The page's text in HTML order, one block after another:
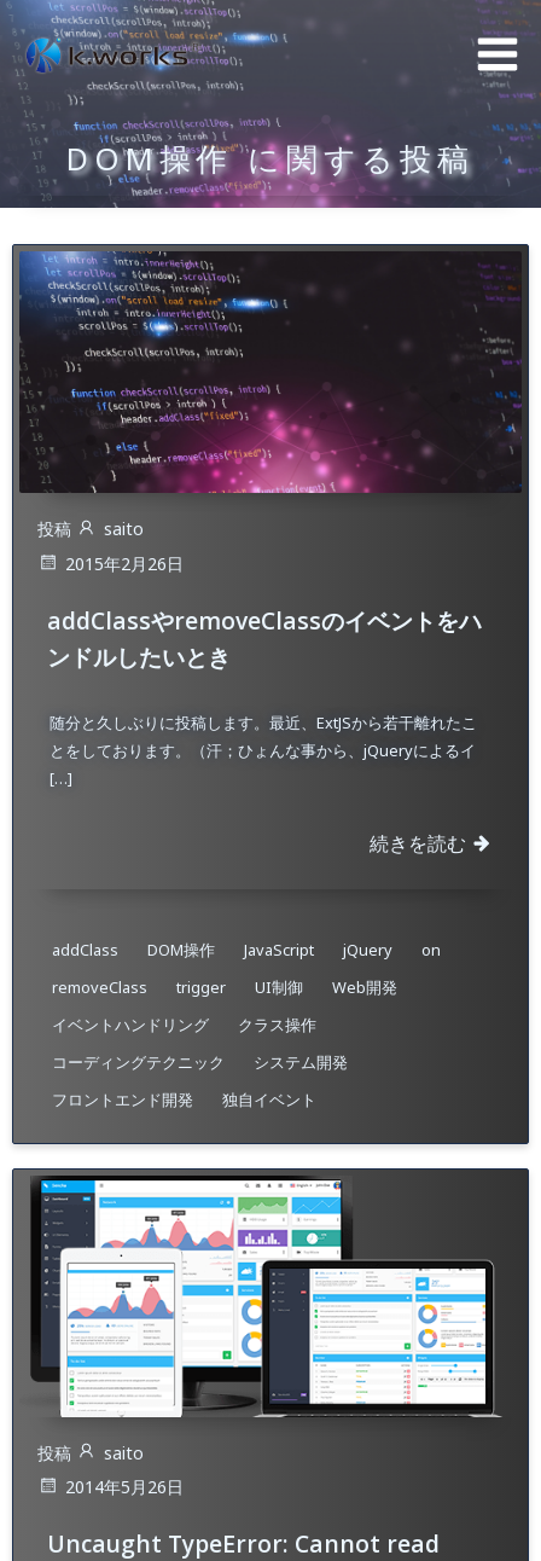
ン
ン
ツ
へ
キ
プ
DOM操作 に関する投稿
投稿
saito
2015年2月26日
addClassやremoveClassのイベントをハ
ンドルしたいとき
随分と久しぶりに投稿します。最近、ExtJSから若干離れたこ
とをしております。（汗；ひょんな事から、jQueryによるイ
[…]
続きを読む
addClass DOM操作 JavaScript jQuery
on
removeClass
trigger UI制御
Web開発
イベントハンドリング
クラス操作
コーディングテクニック
システム開発
フロントエンド開発
独自イベント
投稿
saito
2014年5月26日
Uncaught TypeError: Cannot read